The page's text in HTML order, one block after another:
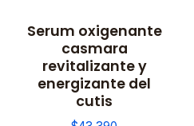
Serum oxigenante
casmara
revitalizante y
energizante del
cutis